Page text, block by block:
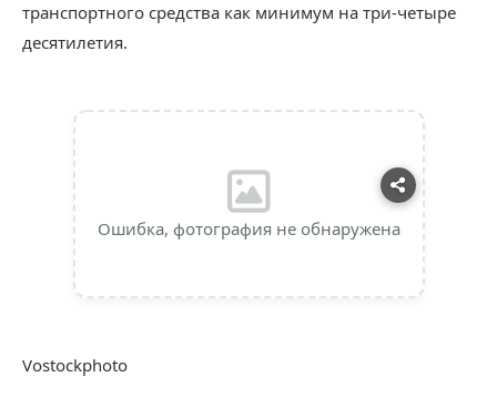
транспортного средства как минимум на три-четыре
десятилетия.
Ошибка, фотография не обнаружена
Vostockphoto